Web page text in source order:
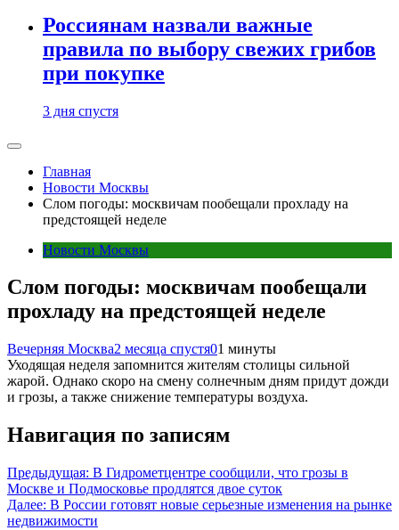
Россиянам назвали важные
правила по выбору свежих грибов
при покупке
3 дня спустя
Главная
Новости Москвы
Слом погоды: москвичам пообещали прохладу на
предстоящей неделе
Новости Москвы
Слом погоды: москвичам пообещали
прохладу на предстоящей неделе
Вечерняя Москва2 месяца спустя01 минуты
Уходящая неделя запомнится жителям столицы сильной
жарой. Однако скоро на смену солнечным дням придут дожди
и грозы, а также снижение температуры воздуха.
Навигация по записям
Предыдущая: В Гидрометцентре сообщили, что грозы в
Москве и Подмосковье продлятся двое суток
Далее: В России готовят новые серьезные изменения на рынке
недвижимости